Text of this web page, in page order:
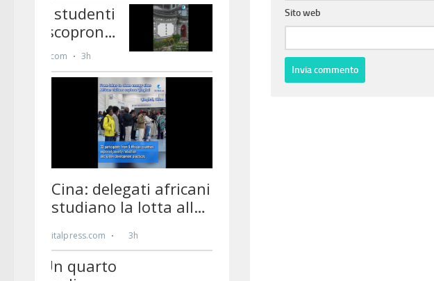
Sito web